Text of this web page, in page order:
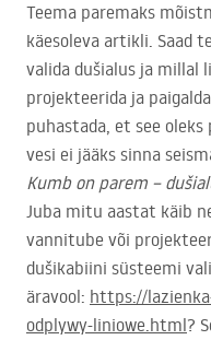
Teema paremaks
käesoleva artikli. Saad
valida dušialus ja millal
projekteerida ja
puhastada, et see
vesi ei jääks sinna
Kumb on parem –
Juba mitu aastat käib
vannitube või
dušikabiini süsteemi
äravool: https://
odplywy-liniowe.html?